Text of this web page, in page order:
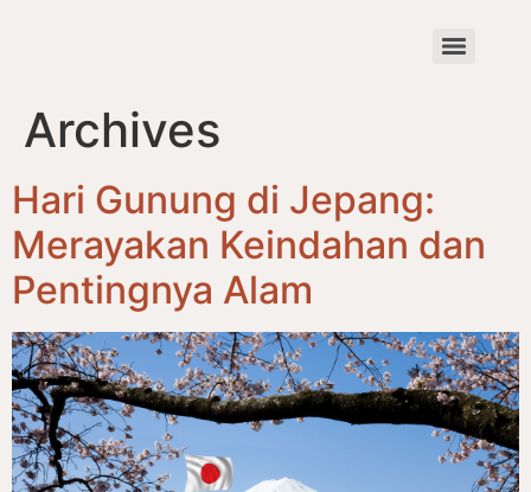
Archives
Hari Gunung di Jepang:
Merayakan Keindahan dan
Pentingnya Alam